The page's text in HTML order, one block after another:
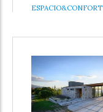
ESPACIO&CONFORT